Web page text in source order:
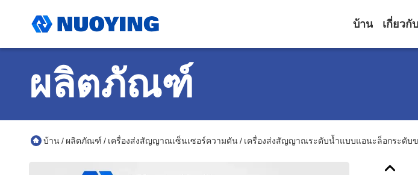
บ้าน เกี่ยวกั
ผลิตภัณฑ์
บ้าน/ ผลิตภัณฑ์ / เครื่องส่งสัญญาณเซ็นเซอร์ความดัน/ เครื่องส่งสัญญาณระดับน้ำแบบแอนะล็อกระดับข